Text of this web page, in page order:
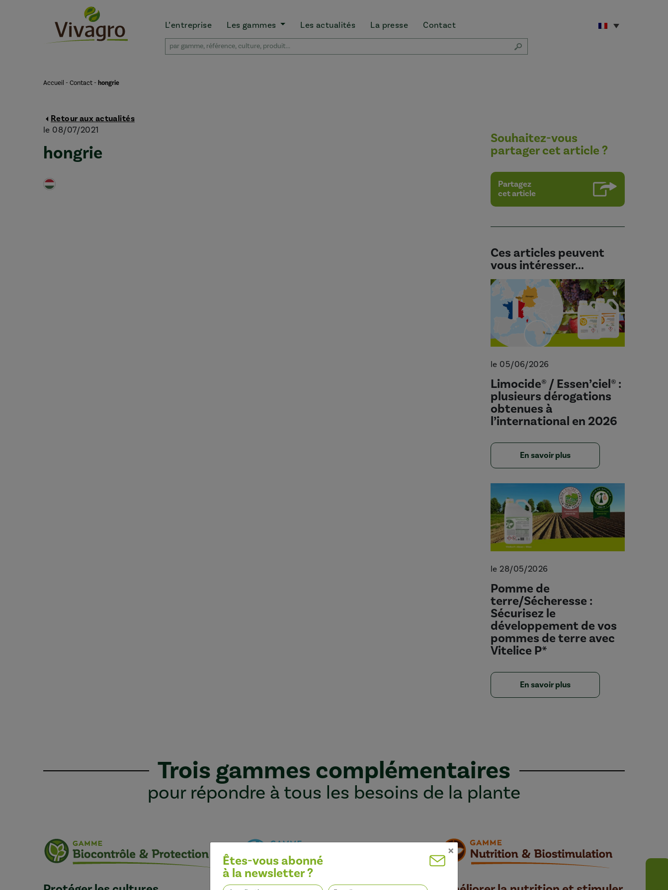
L’entreprise Les gammes Les actualités La presse Contact
Accueil -Contact - hongrie
Retour aux actualités
le 08/07/2021
hongrie
Souhaitez-vous
partager cet article ?
Partagez
cet article
Ces articles peuvent
vous intéresser...
le 05/06/2026
Limocide® / Essen’ciel® :
plusieurs dérogations
obtenues à
l’international en 2026
En savoir plus
le 28/05/2026
Pomme de
terre/Sécheresse :
Sécurisez le
développement de vos
pommes de terre avec
Vitelice P*
En savoir plus
Trois gammes complémentaires
pour répondre à tous les besoins de la plante
×
Êtes-vous abonné
à la newsletter ?